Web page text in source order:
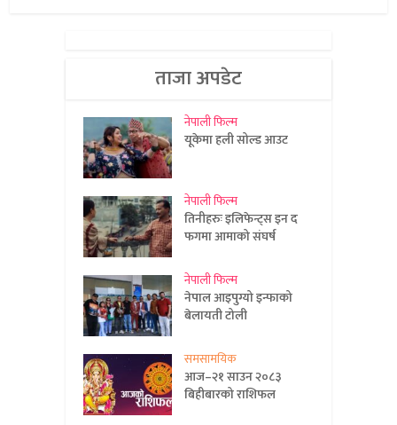
ताजा अपडेट
नेपाली फिल्म
यूकेमा हली सोल्ड आउट
नेपाली फिल्म
तिनीहरुः इलिफेन्ट्स इन द
फगमा आमाको संघर्ष
नेपाली फिल्म
नेपाल आइपुग्यो इन्फाको
बेलायती टोली
समसामयिक
आज–२१ साउन २०८३
बिहीबारको राशिफल